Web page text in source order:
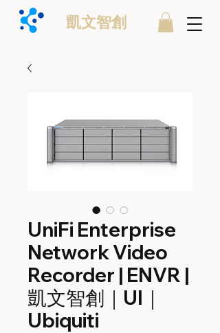
凱文智創
UniFi Enterprise
Network Video
Recorder | ENVR |
凱文智創｜UI｜
Ubiquiti